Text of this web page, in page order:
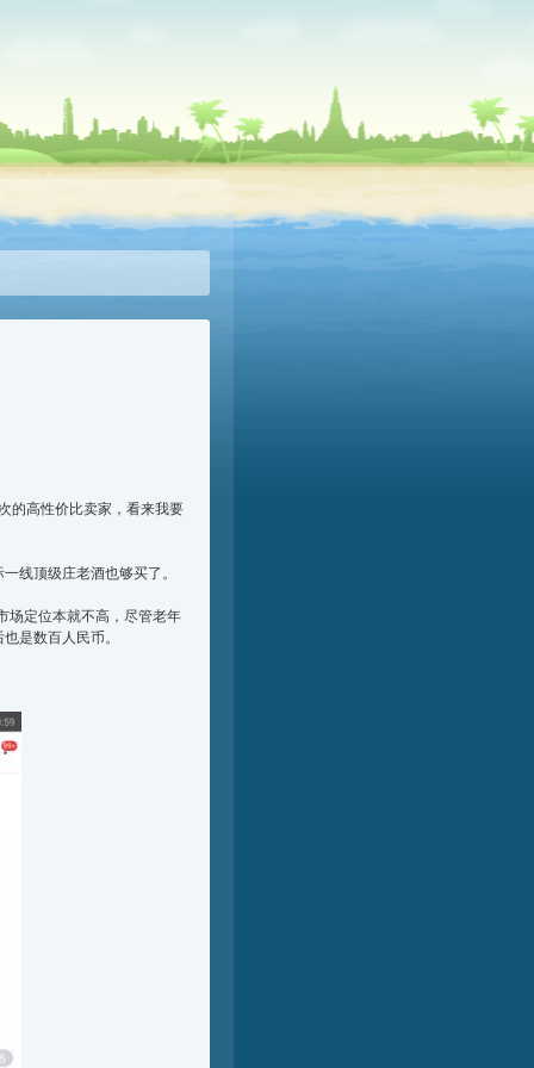
的高性价比卖家，看来我要
线顶级庄老酒也够买了。
场定位本就不高，尽管老年
是数百人民币。